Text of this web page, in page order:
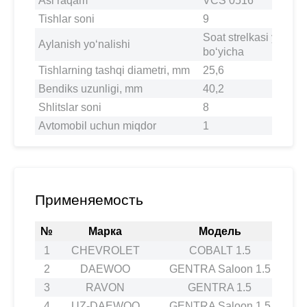
Tishlar soni
9
Aylanish yo‘nalishi
Soat strelkasi
bo‘yicha
Tishlarning tashqi diametri, mm
25,6
Bendiks uzunligi, mm
40,2
Shlitslar soni
8
Avtomobil uchun miqdor
1
Применяемость
№ Марка
Модель
1
CHEVROLET COBALT 1.5
2
DAEWOO GENTRA Saloon 1.5
3
RAVON GENTRA 1.5